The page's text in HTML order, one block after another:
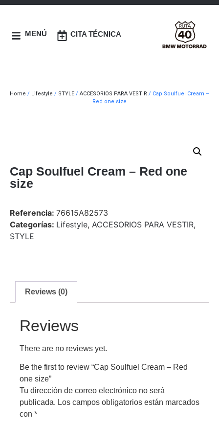
MENÚ CITA TÉCNICA
Home / Lifestyle / STYLE / ACCESORIOS PARA VESTIR / Cap Soulfuel Cream –
Red one size
Cap Soulfuel Cream – Red one
size
Referencia: 76615A82573
Categorías: Lifestyle, ACCESORIOS PARA VESTIR,
STYLE
Reviews (0)
Reviews
There are no reviews yet.
Be the first to review “Cap Soulfuel Cream – Red
one size”
Tu dirección de correo electrónico no será
publicada. Los campos obligatorios están marcados
con *